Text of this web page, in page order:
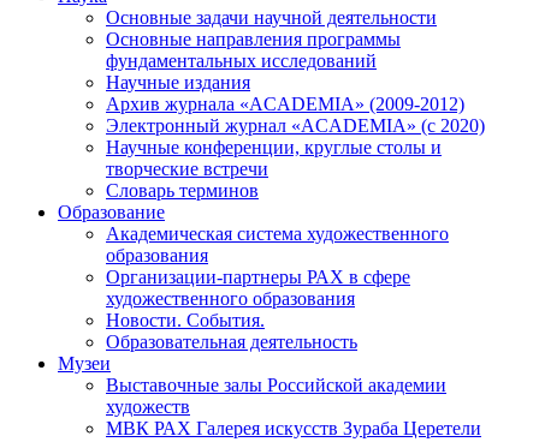
Основные задачи научной деятельности
Основные направления программы
фундаментальных исследований
Научные издания
Архив журнала «ACADEMIA» (2009-2012)
Электронный журнал «ACADEMIA» (с 2020)
Научные конференции, круглые столы и
творческие встречи
Словарь терминов
Образование
Академическая система художественного
образования
Организации-партнеры РАХ в сфере
художественного образования
Новости. События.
Образовательная деятельность
Музеи
Выставочные залы Российской академии
художеств
МВК РАХ Галерея искусств Зураба Церетели